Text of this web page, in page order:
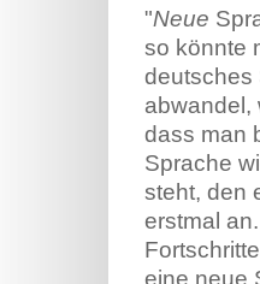
"Neue
so könnte
deutsches
abwandel,
dass man
Sprache
steht, den
erstmal
eine neue